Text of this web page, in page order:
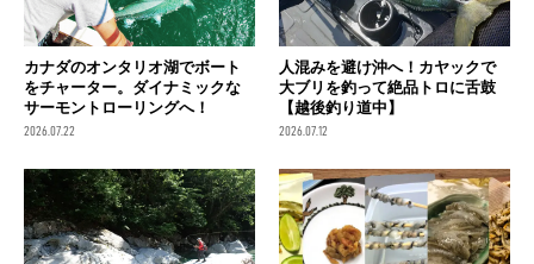
カナダのオンタリオ湖でボート
をチャーター。ダイナミックな
サーモントローリングへ！
2026.07.22
人混みを避け沖へ！カヤックで
大ブリを釣って絶品トロに舌鼓
【越後釣り道中】
2026.07.12